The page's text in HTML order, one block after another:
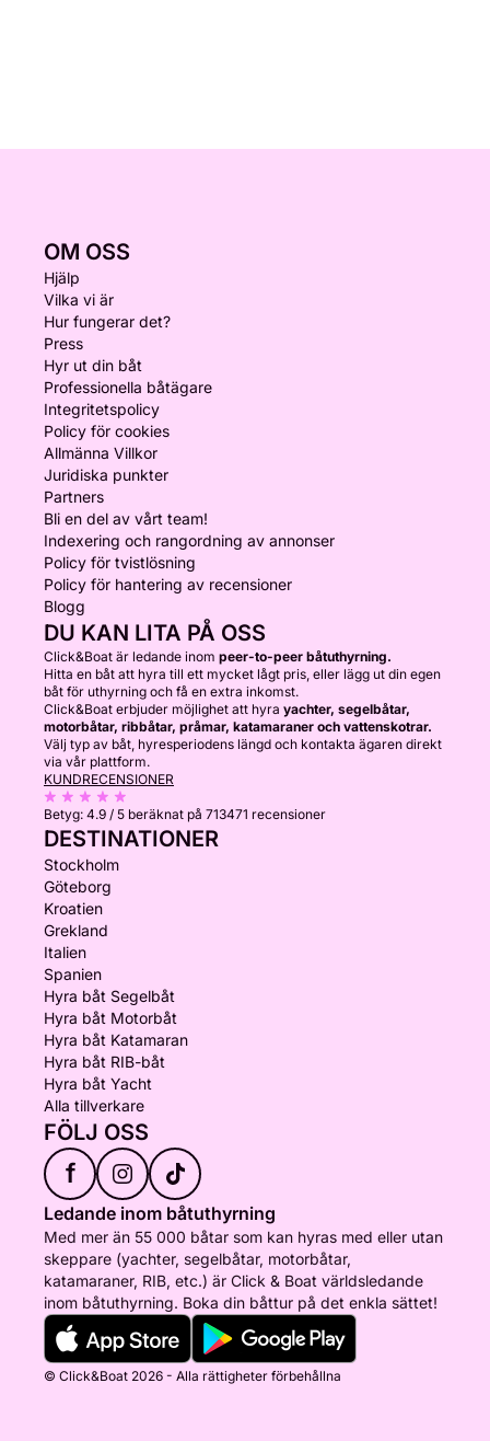
OM OSS
Hjälp
Vilka vi är
Hur fungerar det?
Press
Hyr ut din båt
Professionella båtägare
Integritetspolicy
Policy för cookies
Allmänna Villkor
Juridiska punkter
Partners
Bli en del av vårt team!
Indexering och rangordning av annonser
Policy för tvistlösning
Policy för hantering av recensioner
Blogg
DU KAN LITA PÅ OSS
Click&Boat är ledande inom peer-to-peer båtuthyrning.
Hitta en båt att hyra till ett mycket lågt pris, eller lägg ut din egen
båt för uthyrning och få en extra inkomst.
Click&Boat erbjuder möjlighet att hyra yachter, segelbåtar,
motorbåtar, ribbåtar, pråmar, katamaraner och vattenskotrar.
Välj typ av båt, hyresperiodens längd och kontakta ägaren direkt
via vår plattform.
KUNDRECENSIONER
Betyg: 4.9 / 5 beräknat på 713471 recensioner
DESTINATIONER
Stockholm
Göteborg
Kroatien
Grekland
Italien
Spanien
Hyra båt Segelbåt
Hyra båt Motorbåt
Hyra båt Katamaran
Hyra båt RIB-båt
Hyra båt Yacht
Alla tillverkare
FÖLJ OSS
f
Ledande inom båtuthyrning
Med mer än 55 000 båtar som kan hyras med eller utan
skeppare (yachter, segelbåtar, motorbåtar,
katamaraner, RIB, etc.) är Click & Boat världsledande
inom båtuthyrning. Boka din båttur på det enkla sättet!
© Click&Boat 2026 - Alla rättigheter förbehållna